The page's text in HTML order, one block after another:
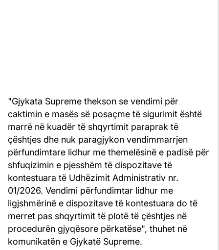
"Gjykata Supreme thekson se vendimi për
caktimin e masës së posaçme të sigurimit është
marrë në kuadër të shqyrtimit paraprak të
çështjes dhe nuk paragjykon vendimmarrjen
përfundimtare lidhur me themelësinë e padisë për
shfuqizimin e pjesshëm të dispozitave të
kontestuara të Udhëzimit Administrativ nr.
01/2026. Vendimi përfundimtar lidhur me
ligjshmërinë e dispozitave të kontestuara do të
merret pas shqyrtimit të plotë të çështjes në
procedurën gjyqësore përkatëse", thuhet në
komunikatën e Gjykatë Supreme.